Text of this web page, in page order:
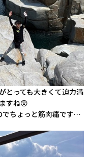
とっても大きくて迫力満
すね😲
でちょっと筋肉痛です…